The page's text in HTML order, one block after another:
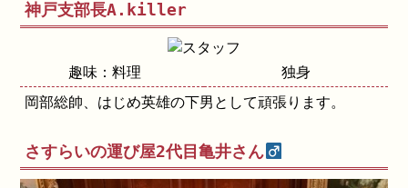
神戸支部長A.killer
趣味：料理
独身
岡部総帥、はじめ英雄の下男として頑張ります。
さすらいの運び屋2代目亀井さん